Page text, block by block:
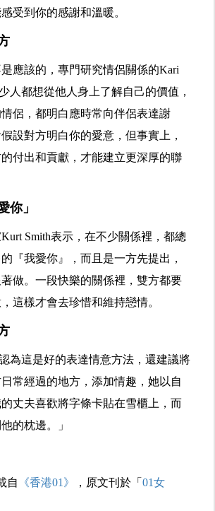
受到你的感謝和溫暖。
應該的，專門研究情侶關係的Kari
人都想從他人身上了解自己的價值，
侶，都明白應時常向伴侶表達謝
設對方明白你的愛意，但事實上，
付出和貢獻，才能建立更深厚的聯
你」
Smith表示，在不少關係裡，都總
『我愛你』，而且是一方先提出，
做。一段快樂的關係裡，雙方都要
這樣才會去珍惜和維持戀情。
認為這是好的表達情意方法，還建議將
常經過的地方，添加情趣，她以自
丈夫喜歡將字條卡貼在雪櫃上，而
的枕邊。」
自 《香港01》 ，原文刊於「01女